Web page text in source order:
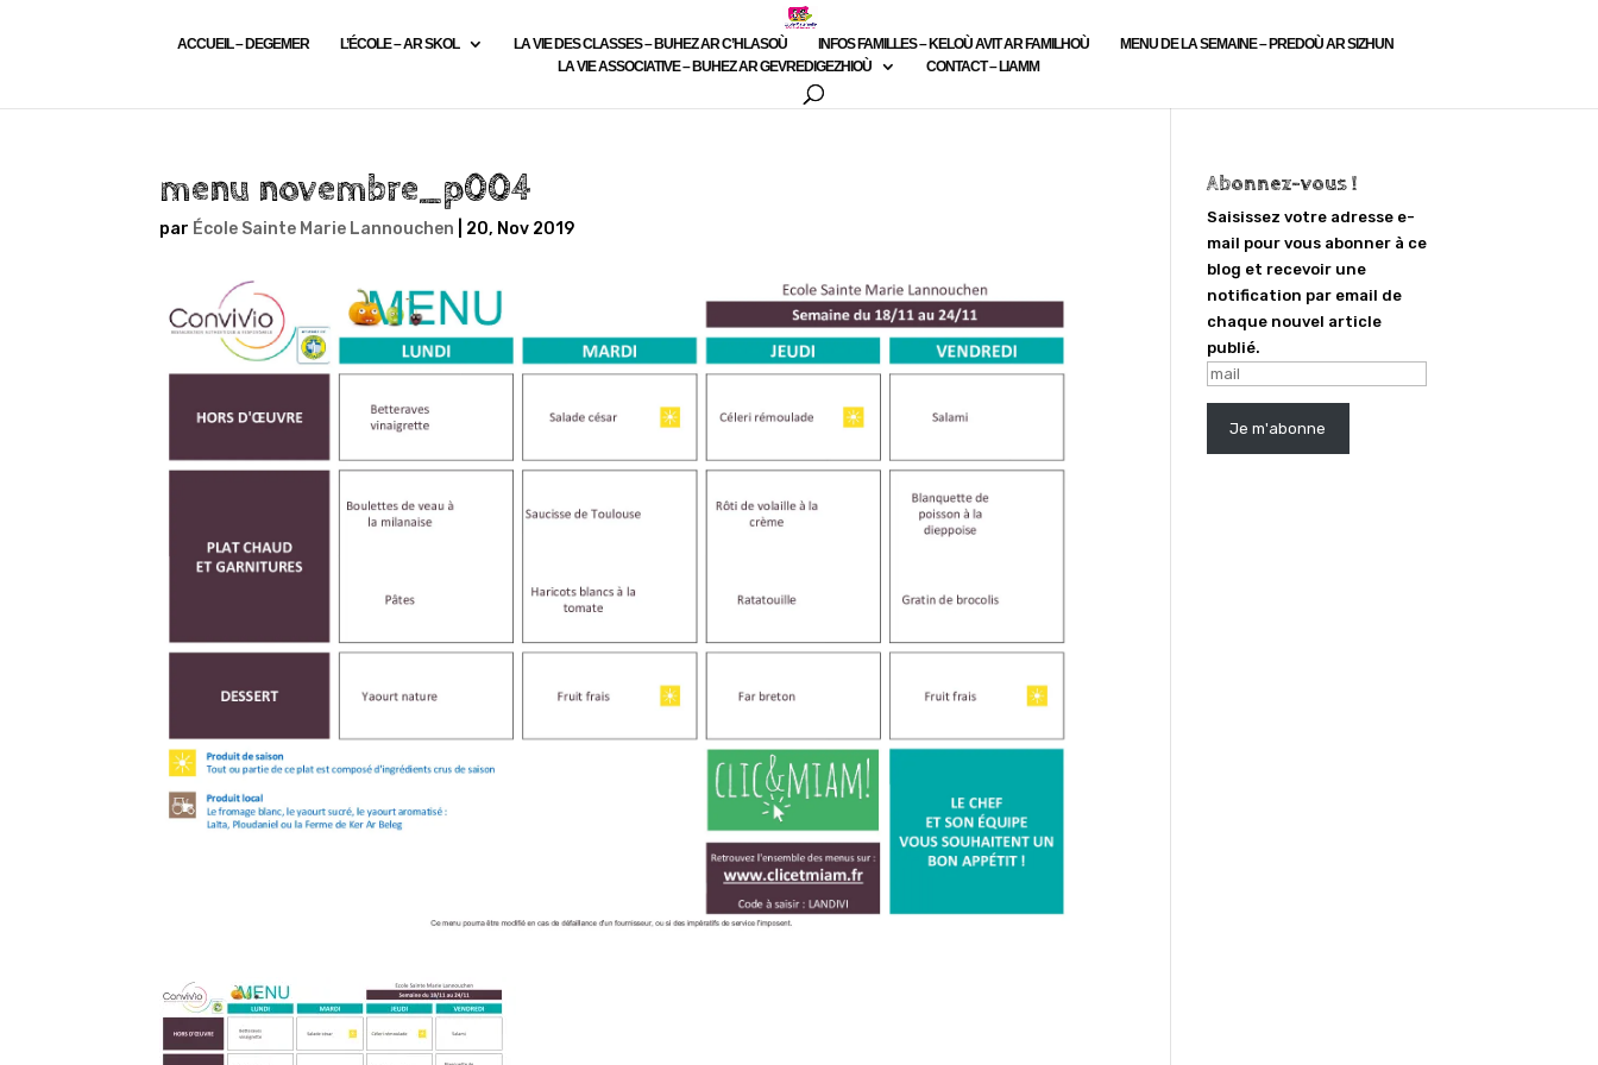
ACCUEIL – DEGEMER L’ÉCOLE – AR SKOL LA VIE DES CLASSES – BUHEZ AR C’HLASOÙ INFOS FAMILLES – KELOÙ AVIT AR FAMILHOÙ
MENU DE LA SEMAINE – PREDOÙ AR SIZHUN
LA VIE ASSOCIATIVE – BUHEZ AR GEVREDIGEZHIOÙ
CONTACT – LIAMM
menu novembre_p004
par École Sainte Marie Lannouchen 20, Nov 2019
Abonnez-vous !
Saisissez votre adresse e-
mail pour vous abonner à ce
blog et recevoir une
notification par email de
chaque nouvel article
publié.
mail
Je m'abonne